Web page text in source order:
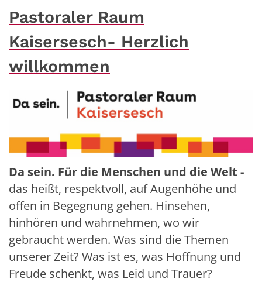
Pastoraler Raum
Kaisersesch- Herzlich
willkommen
Da sein. Für die Menschen und die Welt -
das heißt, respektvoll, auf Augenhöhe und
offen in Begegnung gehen. Hinsehen,
hinhören und wahrnehmen, wo wir
gebraucht werden. Was sind die Themen
unserer Zeit? Was ist es, was Hoffnung und
Freude schenkt, was Leid und Trauer?